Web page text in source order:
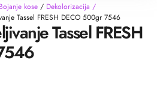
Bojanje kose / Dekolorizacija /
Tassel FRESH DECO 500gr 7546
Tassel FRESH